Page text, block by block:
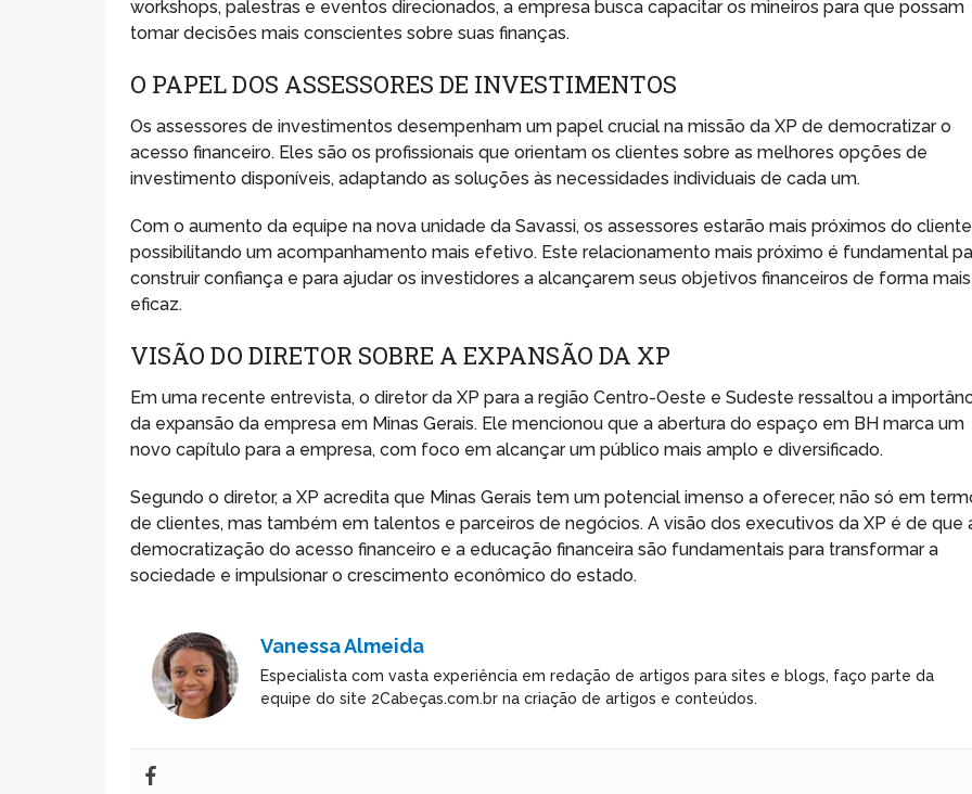
workshops, palestras e eventos direcionados, a empresa busca capacitar os mineiros para que possam
tomar decisões mais conscientes sobre suas finanças.
O PAPEL DOS ASSESSORES DE INVESTIMENTOS
Os assessores de investimentos desempenham um papel crucial na missão da XP de democratizar o
acesso financeiro. Eles são os profissionais que orientam os clientes sobre as melhores opções de
investimento disponíveis, adaptando as soluções às necessidades individuais de cada um.
Com o aumento da equipe na nova unidade da Savassi, os assessores estarão mais próximos do
possibilitando um acompanhamento mais efetivo. Este relacionamento mais próximo é fundamental
construir confiança e para ajudar os investidores a alcançarem seus objetivos financeiros de forma mais
eficaz.
VISÃO DO DIRETOR SOBRE A EXPANSÃO DA XP
Em uma recente entrevista, o diretor da XP para a região Centro-Oeste e Sudeste ressaltou a
da expansão da empresa em Minas Gerais. Ele mencionou que a abertura do espaço em BH marca um
novo capítulo para a empresa, com foco em alcançar um público mais amplo e diversificado.
Segundo o diretor, a XP acredita que Minas Gerais tem um potencial imenso a oferecer, não só em
de clientes, mas também em talentos e parceiros de negócios. A visão dos executivos da XP é de que
democratização do acesso financeiro e a educação financeira são fundamentais para transformar a
sociedade e impulsionar o crescimento econômico do estado.
Vanessa Almeida
Especialista com vasta experiência em redação de artigos para sites e blogs, faço parte da
equipe do site 2Cabeças.com.br na criação de artigos e conteúdos.